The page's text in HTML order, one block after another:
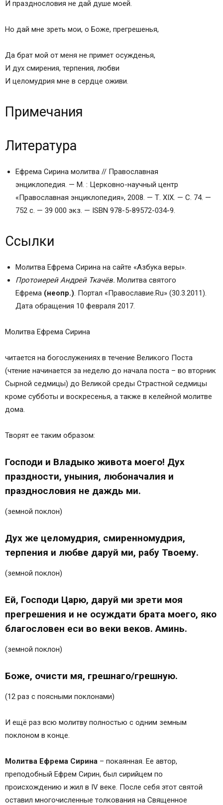
И празднословия не дай душе моей.
Но дай мне зреть мои, о Боже, прегрешенья,
Да брат мой от меня не примет осужденья,
И дух смирения, терпения, любви
И целомудрия мне в сердце оживи.
Примечания
Литература
Ефрема Сирина молитва // Православная
энциклопедия. — М. : Церковно-научный центр
«Православная энциклопедия», 2008. — Т. XIX. — С. 74. —
752 с. — 39 000 экз. — ISBN 978-5-89572-034-9.
Ссылки
Молитва Ефрема Сирина на сайте «Азбука веры».
Протоиерей Андрей Ткачёв. Молитва святого
Ефрема (неопр.). Портал «Православие.Ru» (30.3.2011).
Дата обращения 10 февраля 2017.
Молитва Ефрема Сирина
читается на богослужениях в течение Великого Поста
(чтение начинается за неделю до начала поста – во вторник
Сырной седмицы) до Великой среды Страстной седмицы
кроме субботы и воскресенья, а также в келейной молитве
дома.
Творят ее таким образом:
Господи и Владыко живота моего! Дух
праздности, уныния, любоначалия и
празднословия не даждь ми.
(земной поклон)
Дух же целомудрия, смиренномудрия,
терпения и любве даруй ми, рабу Твоему.
(земной поклон)
Ей, Господи Царю, даруй ми зрети моя
прегрешения и не осуждати брата моего, яко
благословен еси во веки веков. Аминь.
(земной поклон)
Боже, очисти мя, грешнаго/грешную.
(12 раз с поясными поклонами)
И ещё раз всю молитву полностью с одним земным
поклоном в конце.
Молитва Ефрема Сирина – покаянная. Ее автор,
преподобный Ефрем Сирин, был сирийцем по
происхождению и жил в IV веке. После себя этот святой
оставил многочисленные толкования на Священное